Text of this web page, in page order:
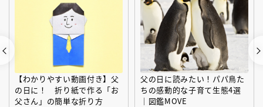
【わかりやすい動画付き】父
の日に！ 折り紙で作る「お
父さん」の簡単な折り方
父の日に読みたい！パパ鳥た
ちの感動的な子育て生態4選
｜図鑑MOVE